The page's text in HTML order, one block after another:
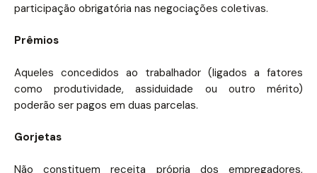
participação obrigatória nas negociações coletivas.
Prêmios
Aqueles concedidos ao trabalhador (ligados a fatores
como produtividade, assiduidade ou outro mérito)
poderão ser pagos em duas parcelas.
Gorjetas
Não constituem receita própria dos empregadores,